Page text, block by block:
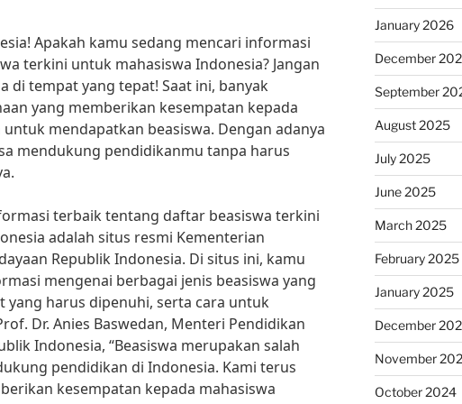
Apakah kamu sedang mencari informasi
terkini untuk mahasiswa Indonesia? Jangan
di tempat yang tepat! Saat ini, banyak
yang memberikan kesempatan kepada
mendapatkan beasiswa. Dengan adanya
mendukung pendidikanmu tanpa harus
terbaik tentang daftar beasiswa terkini
adalah situs resmi Kementerian
Republik Indonesia. Di situs ini, kamu
mengenai berbagai jenis beasiswa yang
yang harus dipenuhi, serta cara untuk
Dr. Anies Baswedan, Menteri Pendidikan
Indonesia, “Beasiswa merupakan salah
pendidikan di Indonesia. Kami terus
kesempatan kepada mahasiswa
January 2026
December
September
August 2025
July 2025
June 2025
March 2025
February 2025
January 2025
December
November
October 2024